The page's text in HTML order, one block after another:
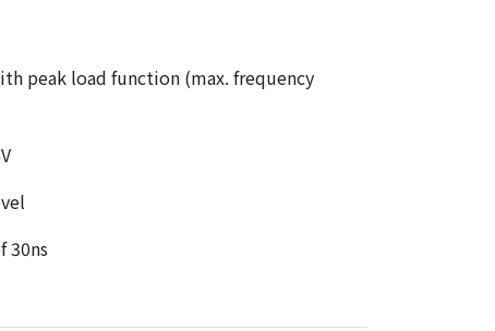
peak load function (max. frequency
30ns